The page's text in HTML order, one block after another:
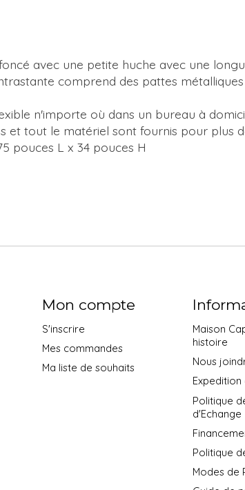
avec une petite huche avec une
comprend des pattes
n'importe où dans un bureau à
et tout le matériel sont fournis pour
pouces L x 34 pouces H
Mon compte
S'inscrire
Mes commandes
Ma liste de souhaits
Maison
histoire
Nous
Politique
d'Echange
Politique
Modes de